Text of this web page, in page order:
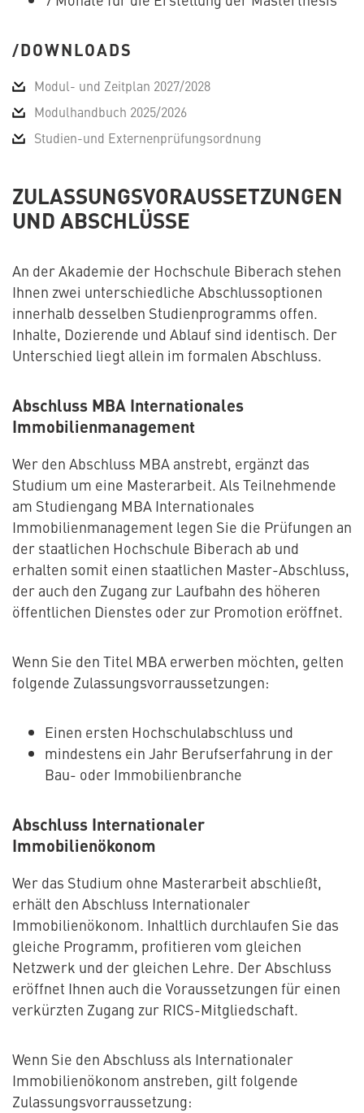
DOWNLOADS
Modul- und Zeitplan 2027/2028
Modulhandbuch 2025/2026
Studien-und Externenprüfungsordnung
ZULASSUNGSVORAUSSETZUNGEN
UND ABSCHLÜSSE
An der Akademie der Hochschule Biberach stehen
Ihnen zwei unterschiedliche Abschlussoptionen
innerhalb desselben Studienprogramms offen.
Inhalte, Dozierende und Ablauf sind identisch. Der
Unterschied liegt allein im formalen Abschluss.
Abschluss MBA Internationales
Immobilienmanagement
Wer den Abschluss MBA anstrebt, ergänzt das
Studium um eine Masterarbeit. Als Teilnehmende
am Studiengang MBA Internationales
Immobilienmanagement legen Sie die Prüfungen an
der staatlichen Hochschule Biberach ab und
erhalten somit einen staatlichen Master-Abschluss,
der auch den Zugang zur Laufbahn des höheren
öffentlichen Dienstes oder zur Promotion eröffnet.
Wenn Sie den Titel MBA erwerben möchten, gelten
folgende Zulassungsvorraussetzungen:
Einen ersten Hochschulabschluss und
mindestens ein Jahr Berufserfahrung in der
Bau- oder Immobilienbranche
Abschluss Internationaler
Immobilienökonom
Wer das Studium ohne Masterarbeit abschließt,
erhält den Abschluss Internationaler
Immobilienökonom. Inhaltlich durchlaufen Sie das
gleiche Programm, profitieren vom gleichen
Netzwerk und der gleichen Lehre. Der Abschluss
eröffnet Ihnen auch die Voraussetzungen für einen
verkürzten Zugang zur RICS-Mitgliedschaft.
Wenn Sie den Abschluss als Internationaler
Immobilienökonom anstreben, gilt folgende
Zulassungsvorraussetzung: